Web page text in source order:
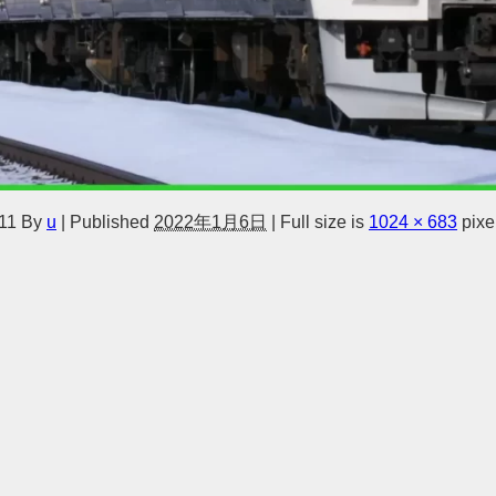
By u Published 2022年1月6日 Full size is 1024 × 683